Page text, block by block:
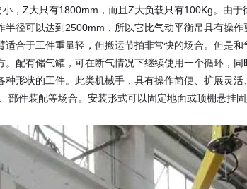
，Z大只有1800mm，而且Z大负载只有100Kg。由
径可以达到2500mm，所以它比气动平衡吊具有操作
合于工件重量轻，但搬运节拍非常快的场合。但是
配有储气罐，可在断气情况下继续使用一个循环，同
形状的工件。此类机械手，具有操作简便、扩展灵
件装配等场合。安装形式可以固定地面或顶棚悬挂固